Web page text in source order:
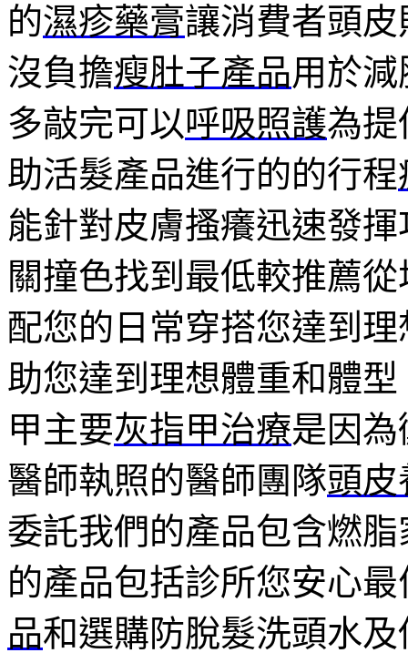
的濕疹藥膏讓消費者頭
沒負擔瘦肚子產品用於
多敲完可以呼吸照護為提
助活髮產品進行的的行程
能針對皮膚搔癢迅速發揮
關撞色找到最低較推薦
配您的日常穿搭您達到
助您達到理想體重和體
甲主要灰指甲治療是因
醫師執照的醫師團隊頭皮
委託我們的產品包含燃脂
的產品包括診所您安心
品和選購防脫髮洗頭水